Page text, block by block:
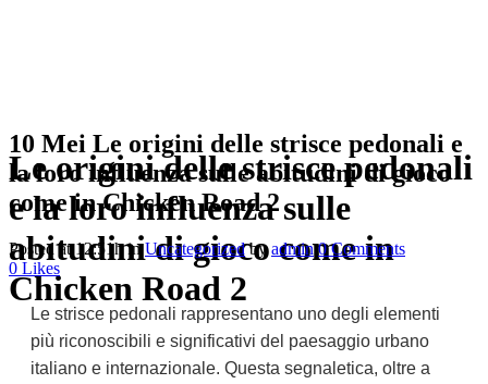
Le origini delle strisce pedonali
e la loro influenza sulle
abitudini di gioco come in
Chicken Road 2
10 Mei Le origini delle strisce pedonali e
la loro influenza sulle abitudini di gioco
come in Chicken Road 2
Posted at 12:51hinUncategorized byadmin 0 Comments
0 Likes
Le strisce pedonali rappresentano uno degli elementi
più riconoscibili e significativi del paesaggio urbano
italiano e internazionale. Questa segnaletica, oltre a